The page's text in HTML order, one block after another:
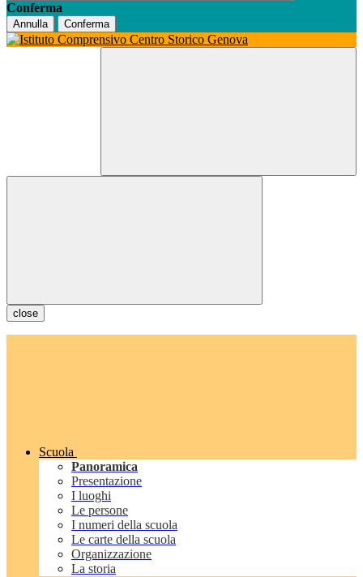
Conferma
Annulla Conferma
close
Scuola
Panoramica
Presentazione
I luoghi
Le persone
I numeri della scuola
Le carte della scuola
Organizzazione
La storia